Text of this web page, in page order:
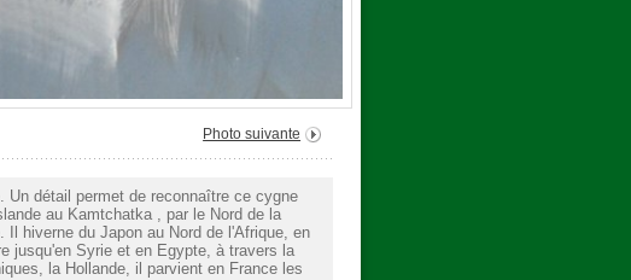
Photo suivante
détail permet de reconnaître ce cygne
au Kamtchatka , par le Nord de la
hiverne du Japon au Nord de l'Afrique, en
jusqu'en Syrie et en Egypte, à travers la
la Hollande, il parvient en France les